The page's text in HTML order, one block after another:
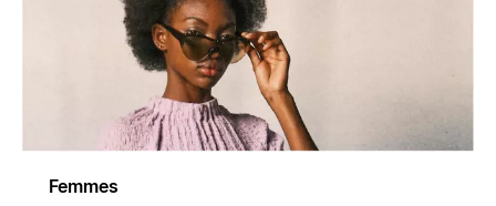
Femmes